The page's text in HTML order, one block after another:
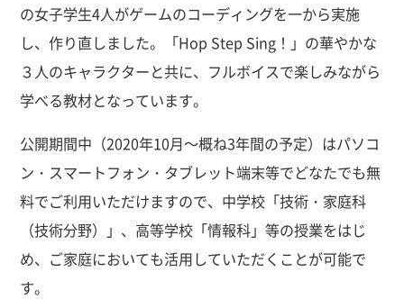
の女子学生4人がゲームのコーディングを一から実施
し、作り直しました。「Hop Step Sing！」の華やかな
３人のキャラクターと共に、フルボイスで楽しみながら
学べる教材となっています。
公開期間中（2020年10月～概ね3年間の予定）はパソコ
ン・スマートフォン・タブレット端末等でどなたでも無
料でご利用いただけますので、中学校「技術・家庭科
（技術分野）」、高等学校「情報科」等の授業をはじ
め、ご家庭においても活用していただくことが可能で
す。